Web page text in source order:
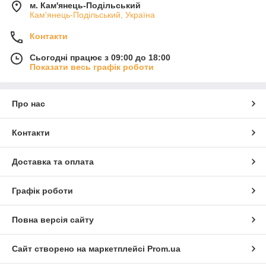
м. Кам'янець-Подільський
Кам'янець-Подільський, Україна
Контакти
Сьогодні працює з 09:00 до 18:00
Показати весь графік роботи
Про нас
Контакти
Доставка та оплата
Графік роботи
Повна версія сайту
Сайт створено на маркетплейсі Prom.ua